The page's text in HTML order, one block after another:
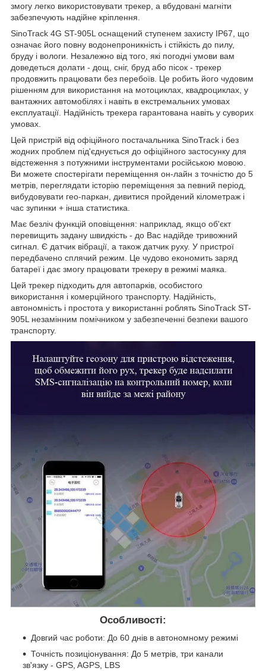
змогу легко використовувати трекер, а вбудовані магніти
забезпечують надійне кріплення.
SinoTrack 4G ST-905L оснащений ступенем захисту IP67, що
означає його повну водонепроникність і стійкість до пилу,
бруду і вологи. Незалежно від того, які погодні умови вам
доведеться долати - дощ, сніг, бруд або пісок - трекер
продовжить працювати без перебоїв. Це робить його чудовим
рішенням для використання на мотоциклах, квадроциклах, у
вантажних автомобілях і навіть в екстремальних умовах
експлуатації. Надійність трекера гарантована навіть у суворих
умовах.
Цей пристрій від офіційного постачальника SinoTrack і без
жодних проблем під'єднується до офіційного застосунку для
відстеження з потужними інструментами російською мовою.
Ви можете спостерігати переміщення он-лайн з точністю до 5
метрів, переглядати історію переміщення за певний період,
вибудовувати гео-паркан, дивитися пройдений кілометраж і
час зупинки + інша статистика.
Має безліч функцій оповіщення: наприклад, якщо об'єкт
перевищить задану швидкість - до Вас надійде тривожний
сигнал. Є датчик вібрації, а також датчик руху. У пристрої
передбачено сплячий режим. Це чудово економить заряд
батареї і дає змогу працювати трекеру в режимі маяка.
Цей трекер підходить для автопарків, особистого
використання і комерційного транспорту. Надійність,
автономність і простота у використанні роблять SinoTrack ST-
905L незамінним помічником у забезпеченні безпеки вашого
транспорту.
Особливості:
Довгий час роботи: До 60 днів в автономному режимі
Точність позиціонування: До 5 метрів, три канали
зв'язку - GPS, AGPS, LBS